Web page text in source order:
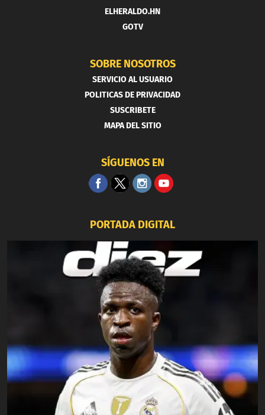
ELHERALDO.HN
GOTV
SOBRE NOSOTROS
SERVICIO AL USUARIO
POLITICAS DE PRIVACIDAD
SUSCRIBETE
MAPA DEL SITIO
SÍGUENOS EN
PORTADA DIGITAL